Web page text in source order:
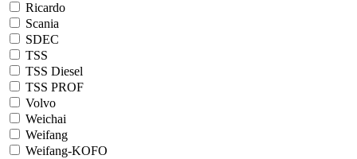
Ricardo
Scania
SDEC
TSS
TSS Diesel
TSS PROF
Volvo
Weichai
Weifang
Weifang-KOFO